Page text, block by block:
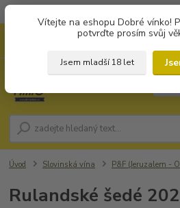
Vítejte na eshopu Dobré vínko!
potvrďte prosím svůj
Jsem mladší 18 let
Úvod Slovinská vína P&F (Jeruzalem -
Rulandské šedé